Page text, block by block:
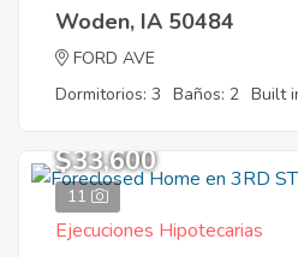
Woden, IA 50484
FORD AVE
Dormitorios: 3 Baños: 2 Built
11
$33,600
Ejecuciones Hipotecarias